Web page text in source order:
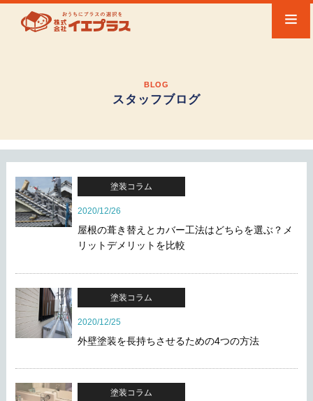
BLOG
スタッフブログ
塗装コラム
2020/12/26
屋根の葺き替えとカバー工法はどちらを選ぶ？メ
リットデメリットを比較
塗装コラム
2020/12/25
外壁塗装を長持ちさせるための4つの方法
塗装コラム